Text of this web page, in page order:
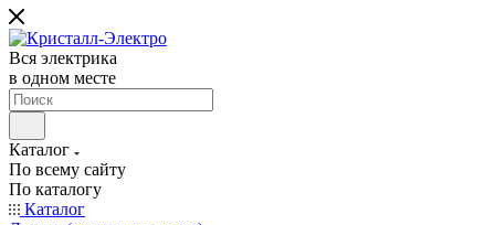
Вся электрика
в одном месте
Каталог
По всему сайту
По каталогу
Каталог